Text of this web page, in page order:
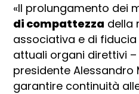
«Il prolungamento dei
di compattezza della
associativa e di fiducia
attuali organi direttivi
presidente Alessandro
garantire continuità